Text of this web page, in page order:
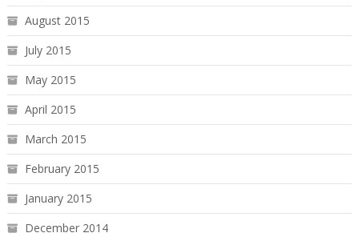
August 2015
July 2015
May 2015
April 2015
March 2015
February 2015
January 2015
December 2014